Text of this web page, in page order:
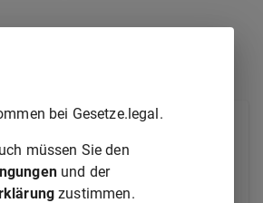
die Einwilligung, die
den Widerruf einer
oder eines
1829 Absatz 1, 2 und 5 des
bei Gesetze.legal.
müssen Sie den
und der
zustimmen.